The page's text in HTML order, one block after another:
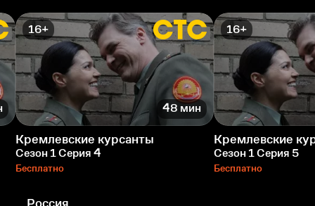
16+
48 мин
Кремлевские курсанты
Сезон 1 Серия 4
Бесплатно
16+
Кремлевские
Сезон 1 Серия 5
Бесплатно
Россия